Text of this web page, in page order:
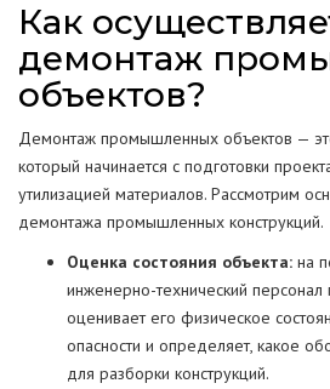
Как
демонтаж
объектов?
Демонтаж промышленных объектов —
который начинается с подготовки
утилизацией материалов. Рассмотрим
демонтажа промышленных конструкций.
Оценка состояния объекта: на
инженерно-технический
оценивает его физическое
опасности и определяет, какое
для разборки конструкций.